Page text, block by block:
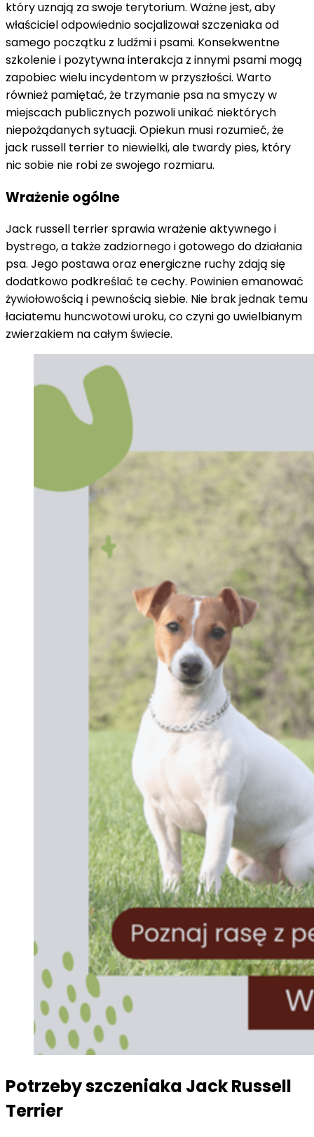
który uznają za swoje terytorium. Ważne jest, aby
właściciel odpowiednio socjalizował szczeniaka od
samego początku z ludźmi i psami. Konsekwentne
szkolenie i pozytywna interakcja z innymi psami mogą
zapobiec wielu incydentom w przyszłości. Warto
również pamiętać, że trzymanie psa na smyczy w
miejscach publicznych pozwoli unikać niektórych
niepożądanych sytuacji. Opiekun musi rozumieć, że
jack russell terrier to niewielki, ale twardy pies, który
nic sobie nie robi ze swojego rozmiaru.
Wrażenie ogólne
Jack russell terrier sprawia wrażenie aktywnego i
bystrego, a także zadziornego i gotowego do działania
psa. Jego postawa oraz energiczne ruchy zdają się
dodatkowo podkreślać te cechy. Powinien emanować
żywiołowością i pewnością siebie. Nie brak jednak temu
łaciatemu huncwotowi uroku, co czyni go uwielbianym
zwierzakiem na całym świecie.
Potrzeby szczeniaka Jack Russell
Terrier